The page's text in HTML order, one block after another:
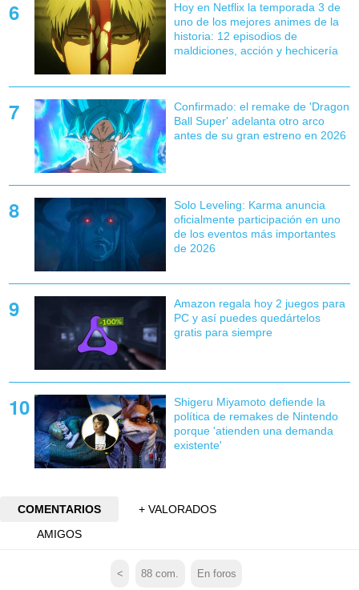
Hoy en Netflix la temporada 3 de
uno de los mejores animes de la
historia: 12 episodios de
maldiciones, acción y hechicería
Confirmado: el remake de 'Dragon
Ball Super' adelanta otro arco
antes de su gran estreno en 2026
Solo Leveling: Karma anuncia
oficialmente participación en uno
de los eventos más importantes
de 2026
Amazon regala hoy 2 juegos para
PC y así puedes quedártelos
gratis para siempre
Shigeru Miyamoto defiende la
política de remakes de Nintendo
porque 'atienden una demanda
existente'
COMENTARIOS
+ VALORADOS
AMIGOS
< 88 com. En foros